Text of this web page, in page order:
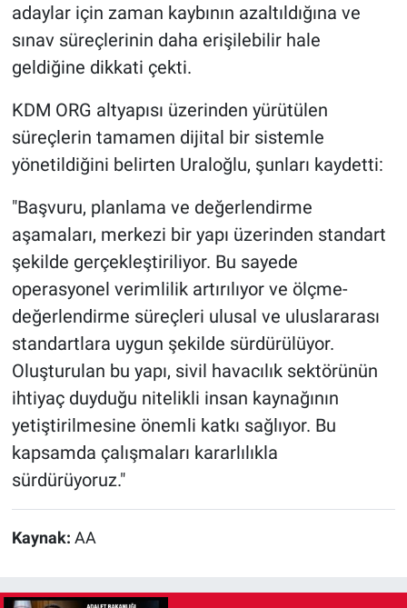
adaylar için zaman kaybının azaltıldığına ve
sınav süreçlerinin daha erişilebilir hale
geldiğine dikkati çekti.
KDM ORG altyapısı üzerinden yürütülen
süreçlerin tamamen dijital bir sistemle
yönetildiğini belirten Uraloğlu, şunları kaydetti:
"Başvuru, planlama ve değerlendirme
aşamaları, merkezi bir yapı üzerinden standart
şekilde gerçekleştiriliyor. Bu sayede
operasyonel verimlilik artırılıyor ve ölçme-
değerlendirme süreçleri ulusal ve uluslararası
standartlara uygun şekilde sürdürülüyor.
Oluşturulan bu yapı, sivil havacılık sektörünün
ihtiyaç duyduğu nitelikli insan kaynağının
yetiştirilmesine önemli katkı sağlıyor. Bu
kapsamda çalışmaları kararlılıkla
sürdürüyoruz."
Kaynak: AA